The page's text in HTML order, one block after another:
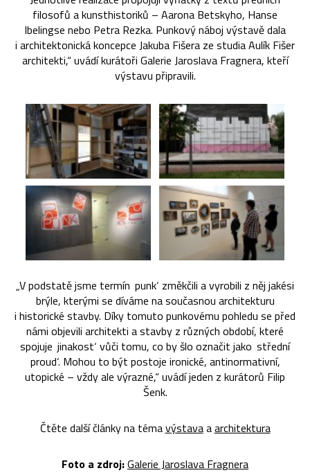
filosofů a kunsthistoriků – Aarona Betskyho, Hanse
Ibelingse nebo Petra Rezka. Punkový náboj výstavě dala
i architektonická koncepce Jakuba Fišera ze studia Aulík Fišer
architekti,“ uvádí kurátoři Galerie Jaroslava Fragnera, kteří
výstavu připravili.
„V podstatě jsme termín ‚punk‘ změkčili a vyrobili z něj jakési
brýle, kterými se díváme na současnou architekturu
i historické stavby. Díky tomuto punkovému pohledu se před
námi objevili architekti a stavby z různých období, které
spojuje ‚jinakost‘ vůči tomu, co by šlo označit jako ‚střední
proud‘. Mohou to být postoje ironické, antinormativní,
utopické – vždy ale výrazné,“ uvádí jeden z kurátorů Filip
Šenk.
Čtěte další články na témavýstavaaarchitektura
Foto a zdroj:Galerie Jaroslava Fragnera